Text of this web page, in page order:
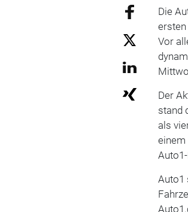
Die
Vor
Der
stand
als
einem
Auto1